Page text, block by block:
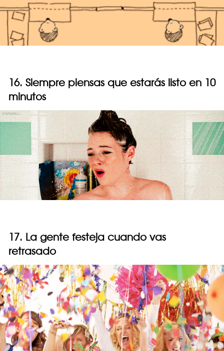
16. Siempre piensas que estarás listo en 10
minutos
17. La gente festeja cuando vas
retrasado